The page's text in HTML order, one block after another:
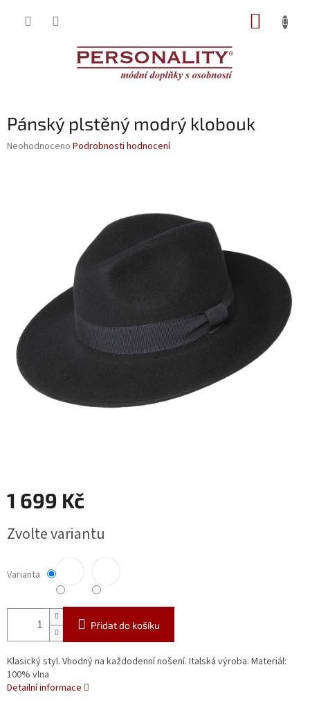
Pánský plstěný modrý klobouk
Průměrné
Neohodnoceno Podrobnosti hodnocení
1 699 Kč
cena:
Zvolte variantu
Varianta
Přidat do košíku
Klasický styl. Vhodný na každodenní nošení. Italská výroba. Materiál:
100% vlna
Detailní informace